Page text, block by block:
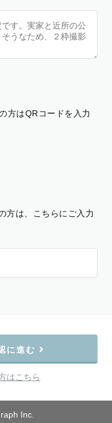
方はQRコードを入力
方は、こちらにご入力
に進む
はこちら
Inc.